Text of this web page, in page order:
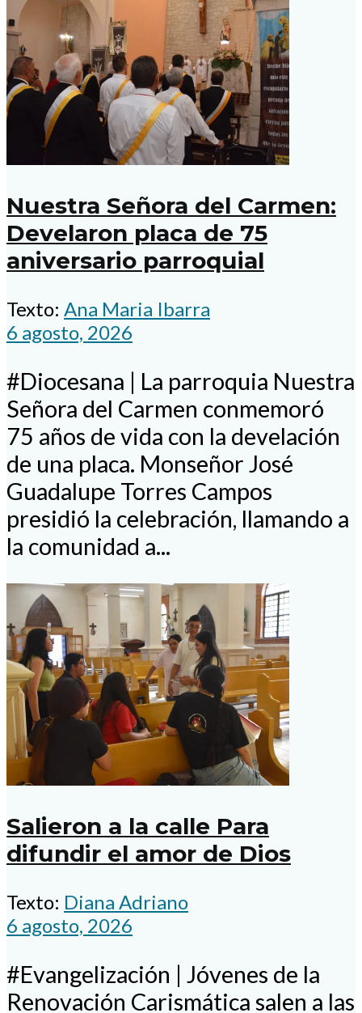
Nuestra Señora del Carmen:
Develaron placa de 75
aniversario parroquial
Texto: Ana Maria Ibarra
6 agosto, 2026
#Diocesana | La parroquia Nuestra
Señora del Carmen conmemoró
75 años de vida con la develación
de una placa. Monseñor José
Guadalupe Torres Campos
presidió la celebración, llamando a
la comunidad a...
Salieron a la calle Para
difundir el amor de Dios
Texto: Diana Adriano
6 agosto, 2026
#Evangelización | Jóvenes de la
Renovación Carismática salen a las